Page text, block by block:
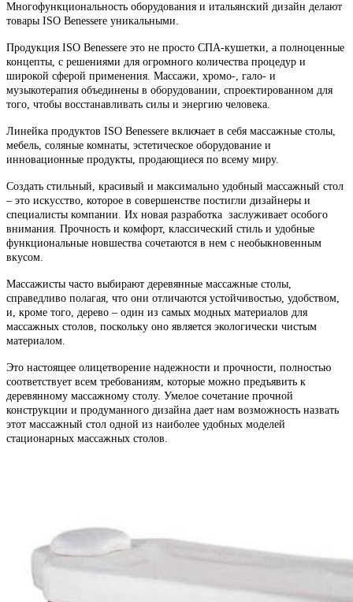
Многофункциональность оборудования и итальянский дизайн делают
товары ISO Benessere уникальными.
Продукция ISO Benessere это не просто CПА-кушетки, а полноценные
концепты, с решениями для огромного количества процедур и
широкой сферой применения. Массажи, хромо-, гало- и
музыкотерапия объединены в оборудовании, спроектированном для
того, чтобы восстанавливать силы и энергию человека.
Линейка продуктов ISO Benessere включает в себя массажные столы,
мебель, соляные комнаты, эстетическое оборудование и
инновационные продукты, продающиеся по всему миру.
Создать стильный, красивый и максимально удобный массажный стол
– это искусство, которое в совершенстве постигли дизайнеры и
специалисты компании. Их новая разработка заслуживает особого
внимания. Прочность и комфорт, классический стиль и удобные
функциональные новшества сочетаются в нем с необыкновенным
вкусом.
Массажисты часто выбирают деревянные массажные столы,
справедливо полагая, что они отличаются устойчивостью, удобством,
и, кроме того, дерево – один из самых модных материалов для
массажных столов, поскольку оно является экологически чистым
материалом.
Это настоящее олицетворение надежности и прочности, полностью
соответствует всем требованиям, которые можно предъявить к
деревянному массажному столу. Умелое сочетание прочной
конструкции и продуманного дизайна дает нам возможность назвать
этот массажный стол одной из наиболее удобных моделей
стационарных массажных столов.